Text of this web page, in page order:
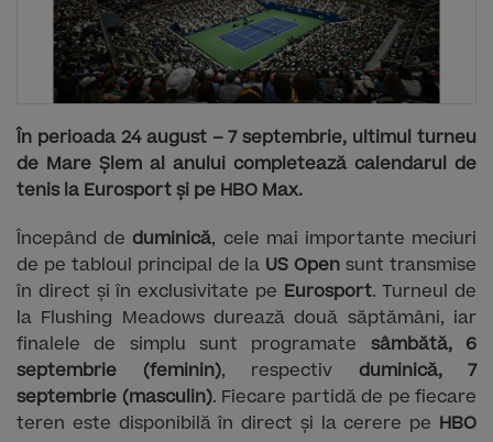
În perioada 24 august – 7 septembrie, ultimul turneu
de Mare Șlem al anului completează calendarul de
tenis la Eurosport și pe HBO Max.
Începând deduminică, cele mai importante meciuri
de pe tabloul principal de la US Open sunt transmise
în direct și în exclusivitate pe Eurosport. Turneul de
la Flushing Meadows durează două săptămâni, iar
finalele de simplu sunt programate sâmbătă, 6
septembrie (feminin), respectiv duminică, 7
septembrie (masculin). Fiecare partidă de pe fiecare
teren este disponibilă în direct și la cerere pe HBO